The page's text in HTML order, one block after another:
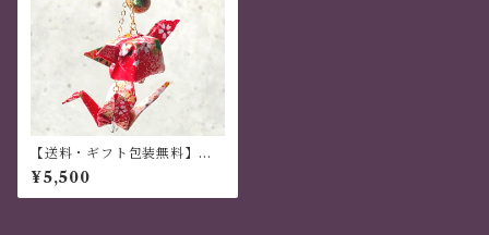
【送料・ギフト包装無料】か
んざし 木 揺れる 普段使い ハ
ンドメイド 日本伝統 折り紙 撥
水仕上 職人技 赤 夏祭り 花火
¥5,500